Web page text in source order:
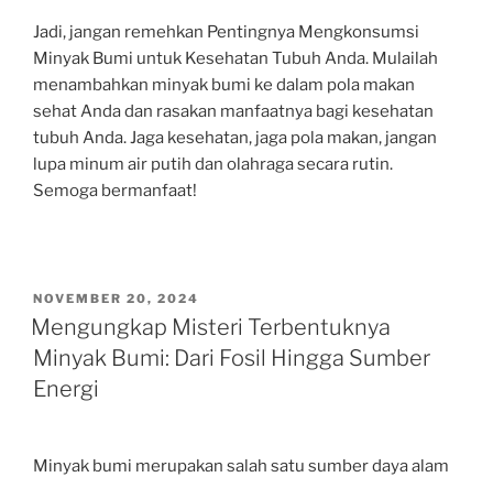
Jadi, jangan remehkan Pentingnya Mengkonsumsi
Minyak Bumi untuk Kesehatan Tubuh Anda. Mulailah
menambahkan minyak bumi ke dalam pola makan
sehat Anda dan rasakan manfaatnya bagi kesehatan
tubuh Anda. Jaga kesehatan, jaga pola makan, jangan
lupa minum air putih dan olahraga secara rutin.
Semoga bermanfaat!
POSTED
ON
NOVEMBER 20, 2024
Mengungkap Misteri Terbentuknya
Minyak Bumi: Dari Fosil Hingga Sumber
Energi
Minyak bumi merupakan salah satu sumber daya alam